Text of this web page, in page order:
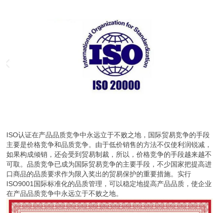
ISO认证在产品品质竞争中永远立于不败之地，国际贸易竞争的手段
主要是价格竞争和品质竞争。由于低价销售的方法不仅使利润锐减，
如果构成倾销，还会受到贸易制裁，所以，价格竞争的手段越来越不
可取。品质竞争已成为国际贸易竞争的主要手段，不少国家把提高进
口商品的品质要求作为限入奖出的贸易保护的重要措施。实行
ISO9001国际标准化的品质管理，可以稳定地提高产品品质，使企业
在产品品质竞争中永远立于不败之地。